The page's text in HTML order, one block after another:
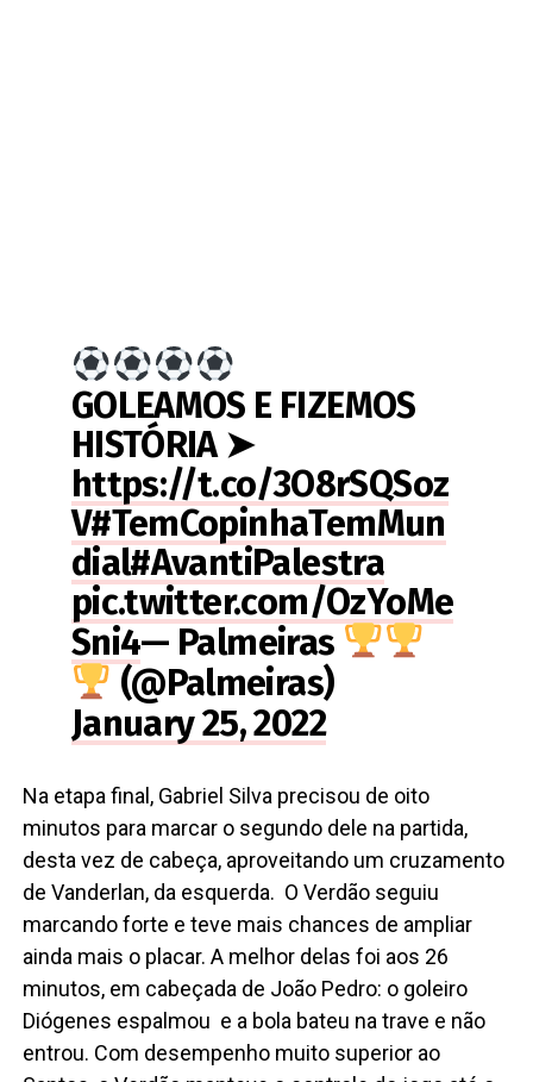
GOLEAMOS E FIZEMOS
HISTÓRIA ➤
https://t.co/3O8rSQSoz
V#TemCopinhaTemMun
dial#AvantiPalestra
pic.twitter.com/OzYoMe
Sni4— Palmeiras
(@Palmeiras)
January 25, 2022
Na etapa final, Gabriel Silva precisou de oito
minutos para marcar o segundo dele na partida,
desta vez de cabeça, aproveitando um cruzamento
de Vanderlan, da esquerda. O Verdão seguiu
marcando forte e teve mais chances de ampliar
ainda mais o placar. A melhor delas foi aos 26
minutos, em cabeçada de João Pedro: o goleiro
Diógenes espalmou e a bola bateu na trave e não
entrou. Com desempenho muito superior ao